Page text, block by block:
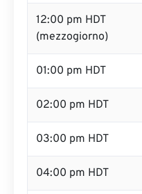
12:00 pm HDT
(mezzogiorno)
01:00 pm HDT
02:00 pm HDT
03:00 pm HDT
04:00 pm HDT